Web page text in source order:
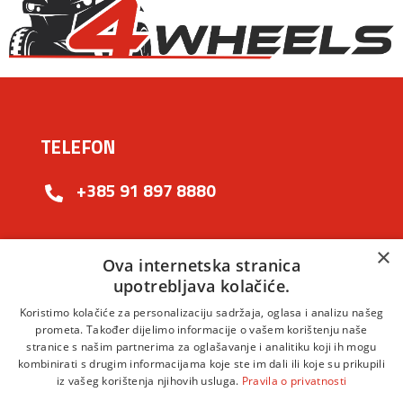
TELEFON
+385 91 897 8880
EMAIL ADRESA
info@4wheels.hr
POSJETITE NAS
×
Ova internetska stranica
upotrebljava kolačiće.
Koristimo kolačiće za personalizaciju sadržaja, oglasa i analizu našeg
prometa. Također dijelimo informacije o vašem korištenju naše
stranice s našim partnerima za oglašavanje i analitiku koji ih mogu
kombinirati s drugim informacijama koje ste im dali ili koje su prikupili
iz vašeg korištenja njihovih usluga. Pravila o privatnosti